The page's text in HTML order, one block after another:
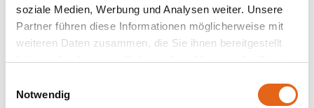
soziale Medien, Werbung und Analysen weiter. Unsere
Partner führen diese Informationen möglicherweise mit
weiteren Daten zusammen, die Sie ihnen bereitgestellt
haben oder die sie im Rahmen Ihrer Nutzung der Dienste
Notwendig
Bauzeiten sowie einen festen Kostenrahmen. Jedes
Projekt wird von der Planung bis zur
Schlüsselübergabe auf die Bedürfnisse des Kunden
zugeschnitten.
Haas Fertigbau in Zahlen: